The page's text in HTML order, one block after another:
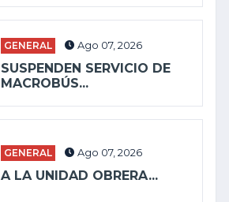
GENERAL Ago 07, 2026
SUSPENDEN SERVICIO DE
MACROBÚS...
GENERAL Ago 07, 2026
A LA UNIDAD OBRERA...